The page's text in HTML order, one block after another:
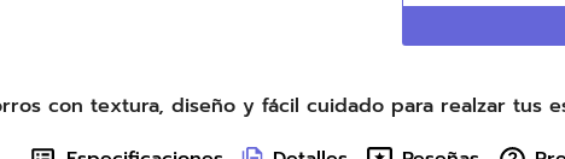
con textura, diseño y fácil cuidado para realzar tus